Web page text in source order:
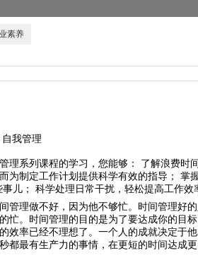
素养
我管理
理系列课程的学习，您能够： 了解浪费时
为制定工作计划提供科学有效的指导； 掌
事儿； 科学处理日常干扰，轻松提高工作效
管理做不好，因为他不够忙。时间管理好
忙。时间管理的目的是为了要达成你的目
效率已经不理想了。一个人的成就决定于
都最有生产力的事情，在更短的时间达成更